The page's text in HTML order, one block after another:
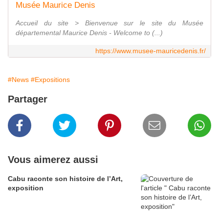
Musée Maurice Denis
Accueil du site > Bienvenue sur le site du Musée
départemental Maurice Denis - Welcome to (...)
https://www.musee-mauricedenis.fr/
#News #Expositions
Partager
Vous aimerez aussi
Cabu raconte son histoire de l’Art,
exposition